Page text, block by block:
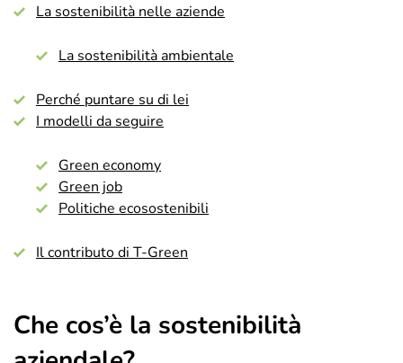
La sostenibilità nelle aziende
La sostenibilità ambientale
Perché puntare su di lei
I modelli da seguire
Green economy
Green job
Politiche ecosostenibili
Il contributo di T-Green
Che cos’è la sostenibilità